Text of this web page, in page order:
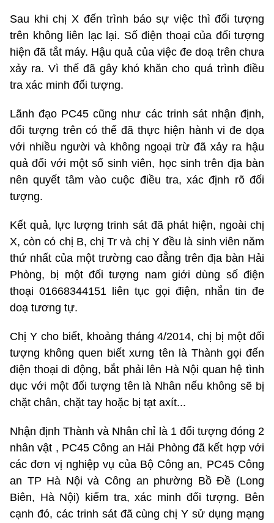
Sau khi chị X đến trình báo sự việc thì đối tượng
trên không liên lạc lại. Số điện thoại của đối tượng
hiện đã tắt máy. Hậu quả của việc đe doạ trên chưa
xảy ra. Vì thế đã gây khó khăn cho quá trình điều
tra xác minh đối tượng.
Lãnh đạo PC45 cũng như các trinh sát nhận định,
đối tượng trên có thể đã thực hiện hành vi đe dọa
với nhiều người và không ngoại trừ đã xảy ra hậu
quả đối với một số sinh viên, học sinh trên địa bàn
nên quyết tâm vào cuộc điều tra, xác định rõ đối
tượng.
Kết quả, lực lượng trinh sát đã phát hiện, ngoài chị
X, còn có chị B, chị Tr và chị Y đều là sinh viên năm
thứ nhất của một trường cao đẳng trên địa bàn Hải
Phòng, bị một đối tượng nam giới dùng số điện
thoại 01668344151 liên tục gọi điện, nhắn tin đe
doạ tương tự.
Chị Y cho biết, khoảng tháng 4/2014, chị bị một đối
tượng không quen biết xưng tên là Thành gọi đến
điện thoại di động, bắt phải lên Hà Nội quan hệ tình
dục với một đối tượng tên là Nhân nếu không sẽ bị
chặt chân, chặt tay hoặc bị tạt axít...
Nhận định Thành và Nhân chỉ là 1 đối tượng đóng 2
nhân vật , PC45 Công an Hải Phòng đã kết hợp với
các đơn vị nghiệp vụ của Bộ Công an, PC45 Công
an TP Hà Nội và Công an phường Bồ Đề (Long
Biên, Hà Nội) kiểm tra, xác minh đối tượng. Bên
cạnh đó, các trinh sát đã cùng chị Y sử dụng mạng